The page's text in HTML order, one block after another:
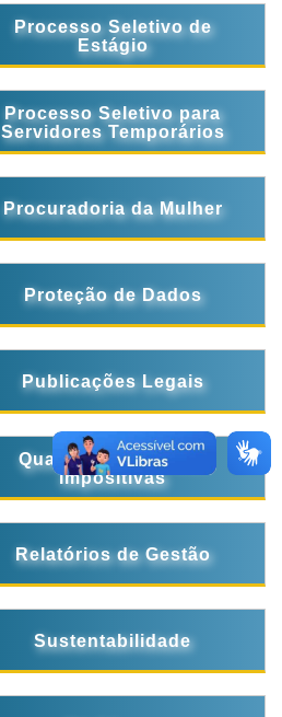
Processo Seletivo de
Estágio
Processo Seletivo para
Servidores Temporários
Procuradoria da Mulher
Proteção de Dados
Publicações Legais
Quadro de Emendas
Impositivas
Relatórios de Gestão
Sustentabilidade